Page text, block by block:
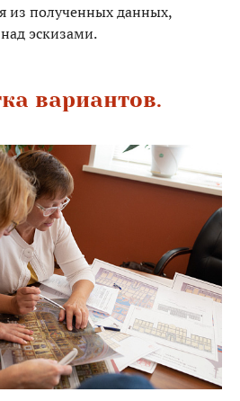
из полученных данных,
эскизами.
вариантов.